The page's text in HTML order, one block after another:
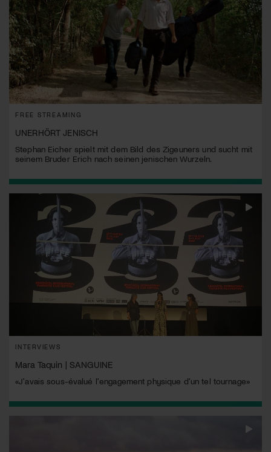
FREE STREAMING
UNERHÖRT JENISCH
Stephan Eicher spielt mit dem Bild des Zigeuners und sucht mit
seinem Bruder Erich nach seinen jenischen Wurzeln.
INTERVIEWS
Mara Taquin | SANGUINE
«J'avais sous-évalué l'engagement physique d'un tel tournage»